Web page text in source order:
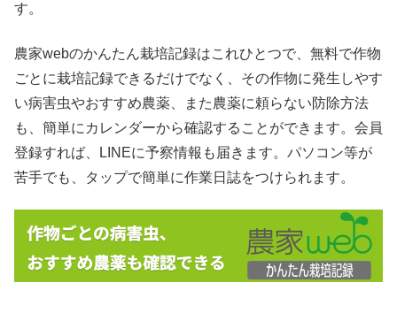
す。
農家webのかんたん栽培記録はこれひとつで、無料で作物
ごとに栽培記録できるだけでなく、その作物に発生しやす
い病害虫やおすすめ農薬、また農薬に頼らない防除方法
も、簡単にカレンダーから確認することができます。会員
登録すれば、LINEに予察情報も届きます。パソコン等が
苦手でも、タップで簡単に作業日誌をつけられます。